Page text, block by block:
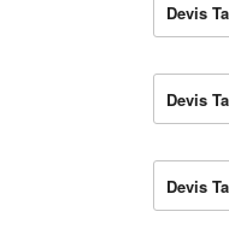
Devis
Devis
Devis